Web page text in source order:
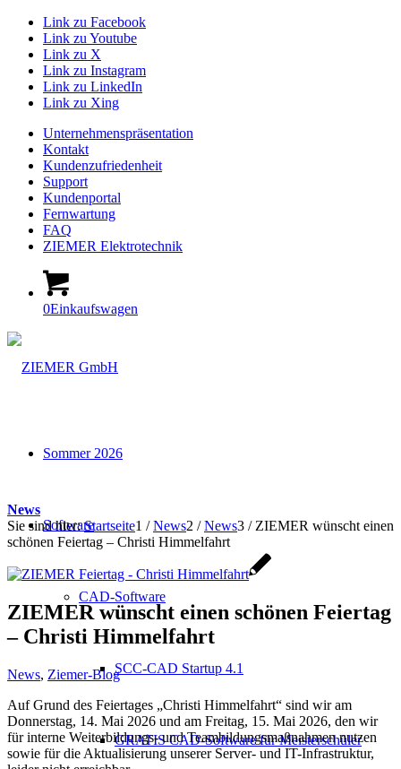
Link zu Facebook
Link zu Youtube
Link zu X
Link zu Instagram
Link zu LinkedIn
Link zu Xing
Unternehmenspräsentation
Kontakt
Kundenzufriedenheit
Support
Kundenportal
Fernwartung
FAQ
ZIEMER Elektrotechnik
0Einkaufswagen
Sommer 2026
Software
CAD-Software
SCC-CAD Startup 4.1
GRATIS CAD-Software für Meisterschüler
News
Sie sind hier: Startseite1 / News2 / News3 / ZIEMER wünscht einen
schönen Feiertag – Christi Himmelfahrt
ZIEMER wünscht einen schönen Feiertag
– Christi Himmelfahrt
News, Ziemer-Blog
Auf Grund des Feiertages „Christi Himmelfahrt“ sind wir am
Donnerstag, 14. Mai 2026 und am Freitag, 15. Mai 2026, den wir
für interne Weiterbildungs- und Teambildungsmaßnahmen nutzen
sowie für die Aktualisierung unserer Server- und IT-Infrastruktur,